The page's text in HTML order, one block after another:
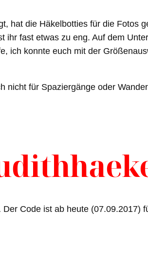
hat die Häkelbotties für die Fotos
ihr fast etwas zu eng. Auf dem
ich konnte euch mit der
nicht für Spaziergänge oder
Code ist ab heute (07.09.2017)